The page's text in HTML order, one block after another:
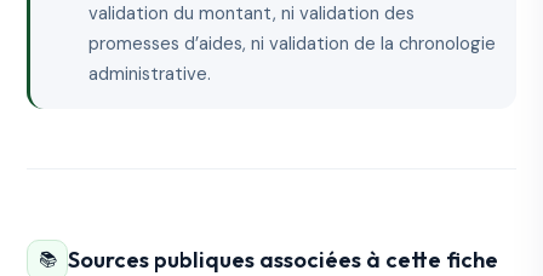
validation du montant, ni validation des
promesses d’aides, ni validation de la chronologie
administrative.
📚 Sources publiques associées à cette fiche